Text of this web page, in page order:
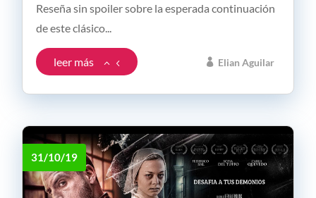
Elian Aguilar
Reseña sin spoiler sobre la esperada continuación
de este clásico...
leer más
31/10/19